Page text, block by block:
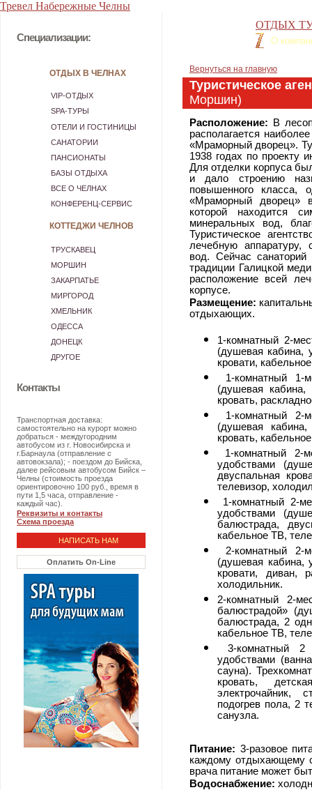
Тревел Набережные Челны
Специализации:
ОТДЫХ В ЧЕЛНАХ
VIP-ОТДЫХ
SPA-ТУРЫ
ОТЕЛИ И ГОСТИНИЦЫ
САНАТОРИИ
ПАНСИОНАТЫ
БАЗЫ ОТДЫХА
ВСЕ О ЧЕЛНАХ
КОНФЕРЕНЦ-СЕРВИС
КОТТЕДЖИ ЧЕЛНОВ
ТРУСКАВЕЦ
МОРШИН
ЗАКАРПАТЬЕ
МИРГОРОД
ХМЕЛЬНИК
ОДЕССА
ДОНЕЦК
ДРУГОЕ
Контакты
Транспортная доставка:
самостоятельно на курорт можно
добраться - междугородним
автобусом из г. Новосибирска и
г.Барнаула (отправление с
автовокзала); - поездом до Бийска,
далее рейсовым автобусом Бийск –
Челны (стоимость проезда
ориентировочно 100 руб., время в
пути 1,5 часа, отправление -
каждый час).
Реквизиты и контакты
Схема проезда
НАПИСАТЬ НАМ
Оплатить On-Line
ОТДЫХ
О
Вернуться на главную
Туристическое
Моршин)
Расположение: В
располагается
«Мраморный дворец».
1938 годах по проекту
Для отделки корпуса
и дало строению
повышенного
«Мраморный дворец»
которой находится
минеральных вод,
Туристическое
лечебную аппаратуру,
вод. Сейчас
традиции Галицкой
расположение всей
корпусе.
Размещение:
отдыхающих.
1-комнатный 2-
(душевая кабина,
кровати,
1-комнатный 1-
(душевая кабина,
кровать,
1-комнатный 2-
(душевая
кровать,
1-комнатный 2-
удобствами
двуспальная
телевизор,
1-комнатный 2-
удобствами
балюстрада,
кабельное ТВ,
2-комнатный 2-
(душевая кабина,
кровати, диван,
холодильник.
2-комнатный 2-
балюстрадой»
балюстрада, 2
кабельное ТВ,
3-комнатный 2
удобствами
сауна).
кровать,
электрочайник,
подогрев пола, 2
санузла.
Питание: 3-разовое
каждому отдыхающему
врача питание может
Водоснабжение: